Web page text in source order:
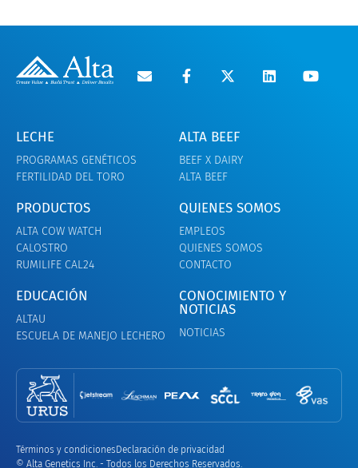
LECHE
PROGRAMAS GENÉTICOS
FERTILIDAD DEL TORO
ALTA BEEF
BEEF X DAIRY
ALTA BEEF
PRODUCTOS
ALTA COW WATCH
CALOSTRO
RUMILIFE CAL24
QUIENES SOMOS
EMPLEOS
QUIENES SOMOS
CONTACTO
EDUCACIÓN
ALTAU
ESCUELA DE MANEJO LECHERO
CONOCIMIENTO Y
NOTICIAS
NOTICIAS
Términos y condicionesDeclaración de privacidad
© Alta Genetics Inc. - Todos los Derechos Reservados.